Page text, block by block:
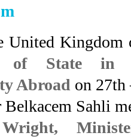
United
of State in
Abroad on 27th
Sahli